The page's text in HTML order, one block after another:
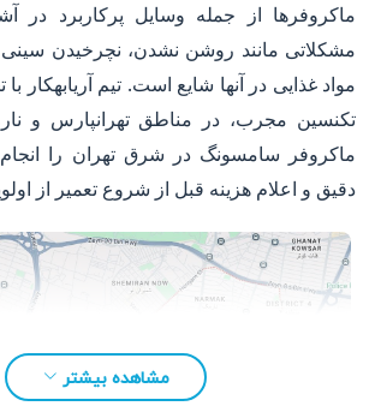
ماکروفرها از جمله وسایل پرکاربرد در
مشکلاتی مانند روشن نشدن، نچرخیدن
مواد غذایی در آنها شایع است. تیم آریابهکار
تکنسین مجرب، در مناطق تهرانپارس و
ماکروفر سامسونگ در شرق تهران را
دقیق و اعلام هزینه قبل از شروع تعمیر از
مشاهده بیشتر